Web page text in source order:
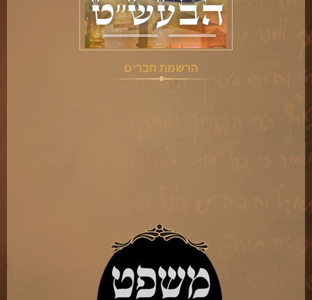
הרשמת חברים